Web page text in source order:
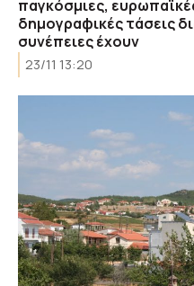
παγκόσμιες,
δημογραφικές τάσεις
συνέπειες έχουν
23/11 13:20